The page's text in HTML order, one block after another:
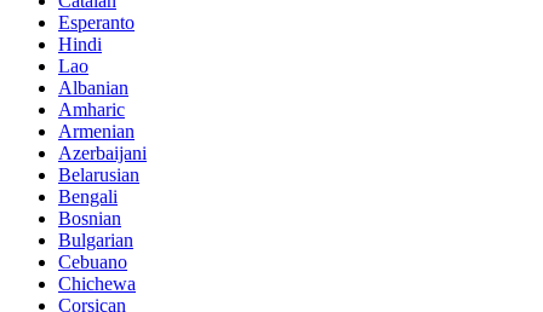
Esperanto
Hindi
Lao
Albanian
Amharic
Armenian
Azerbaijani
Belarusian
Bengali
Bosnian
Bulgarian
Cebuano
Chichewa
Corsican